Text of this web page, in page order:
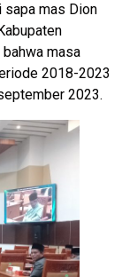
sapa mas Dion
bahwa masa
2018-2023
2023.